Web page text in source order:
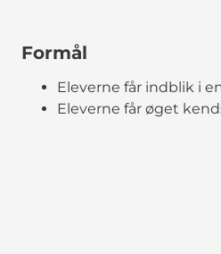
Formål
Eleverne får indblik i
Eleverne får øget